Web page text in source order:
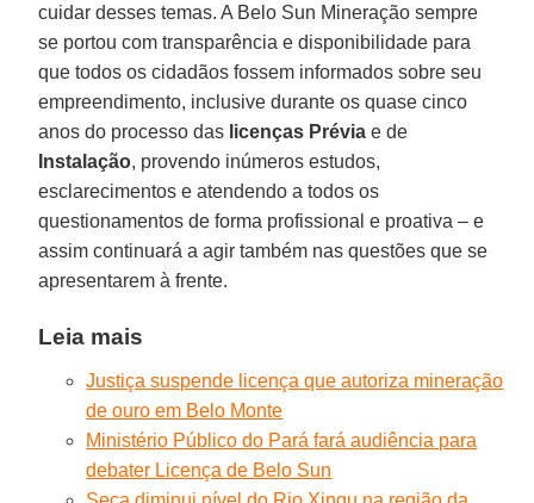
cuidar desses temas. A Belo Sun Mineração sempre
se portou com transparência e disponibilidade para
que todos os cidadãos fossem informados sobre seu
empreendimento, inclusive durante os quase cinco
anos do processo das licenças Prévia e de
Instalação, provendo inúmeros estudos,
esclarecimentos e atendendo a todos os
questionamentos de forma profissional e proativa – e
assim continuará a agir também nas questões que se
apresentarem à frente.
Leia mais
Justiça suspende licença que autoriza mineração
de ouro em Belo Monte
Ministério Público do Pará fará audiência para
debater Licença de Belo Sun